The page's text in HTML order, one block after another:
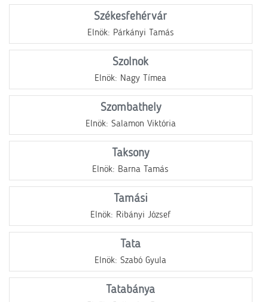
Székesfehérvár
Elnök: Párkányi Tamás
Szolnok
Elnök: Nagy Tímea
Szombathely
Elnök: Salamon Viktória
Taksony
Elnök: Barna Tamás
Tamási
Elnök: Ribányi József
Tata
Elnök: Szabó Gyula
Tatabánya